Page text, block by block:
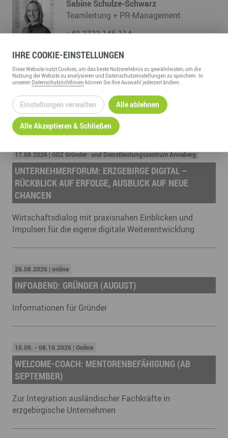
Sabine Schulze-Schwarz
Teamleitung + PR-Management
+49 3733 145 114
TERMINE & VERANSTALTUNGEN
17.08.2026 | GDZ Gründer- und Dienstleistungszentrum Annaberg
UNTERNEHMERFORUM: ERZGEBIRGE DIGITAL –
RÜCKBLICK AUF ERFOLGE, AUSBLICK AUF NEUE
CHANCEN
Wirtschaftsdialog mit praxisnahen Einblicken und
Impulsen für die eigene digitale Weiterentwicklung
26.08.2026 | online
INFOABEND: GRÜNDER (AUGUST)
Informationen für Gründer
10.09. - 08.10.2026 | Online
WELCOME-COACH: MENTORENBEFÄHIGUNG (AB
SEPTEMBER)
Zur Integration ausländischer Fachkräfte in
erzgebirgische Unternehmen
IHRECOOKIE-EINSTELLUNGEN
DieseWebsitenutzt Cookies, um das beste Nutzererlebnis zu gewährleisten, um die
Nutzung derWebsitezu analysieren und Datenschutzeinstellungen zu speichern. In
unseren Datenschutzrichtlinien können Sie Ihre Auswahl jederzeit ändern.
Einstellungen verwalten Alle ablehnen
Alle Akzeptieren & Schließen